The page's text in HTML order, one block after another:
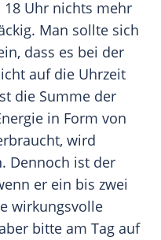
18 Uhr nichts mehr
Man sollte sich
dass es bei der
auf die Uhrzeit
die Summe der
in Form von
wird
Dennoch ist der
er ein bis zwei
wirkungsvolle
bitte am Tag auf